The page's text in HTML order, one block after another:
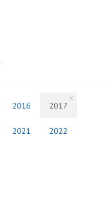
2016 2017
2021 2022